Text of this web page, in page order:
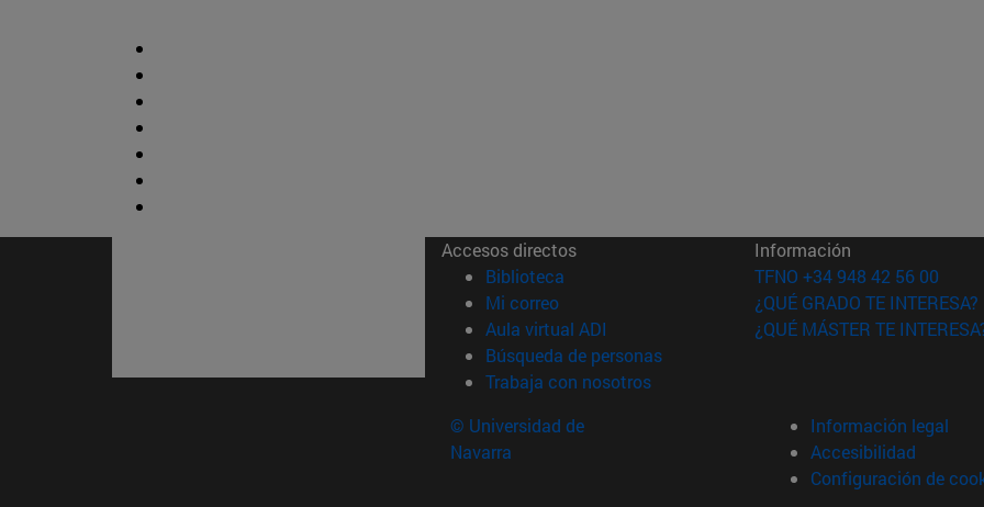
Accesos directos
Biblioteca (abre en nueva ventana)
Mi correo(abre en nueva ventana)
Aula virtual ADI (abre en nueva ventana)
Búsqueda de personas(abre en nueva ventana)
Trabaja con nosotros(abre en nueva ventana)
Información
TFNO +34 948 42 56 00
¿QUÉ GRADO TE INTERESA?
¿QUÉ MÁSTER TE
© Universidad de
Navarra
Información legal
Accesibilidad
Configuración de